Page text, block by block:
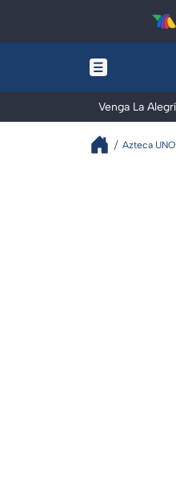
Venga La
Azteca UNO